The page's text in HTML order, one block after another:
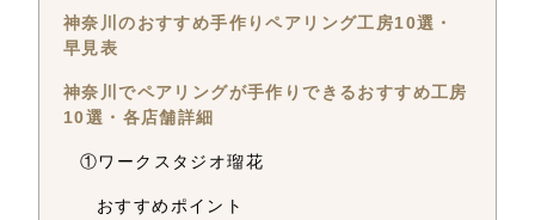
神奈川のおすすめ手作りペアリング工房10選・
早見表
神奈川でペアリングが手作りできるおすすめ工房
10選・各店舗詳細
①ワークスタジオ瑠花
おすすめポイント